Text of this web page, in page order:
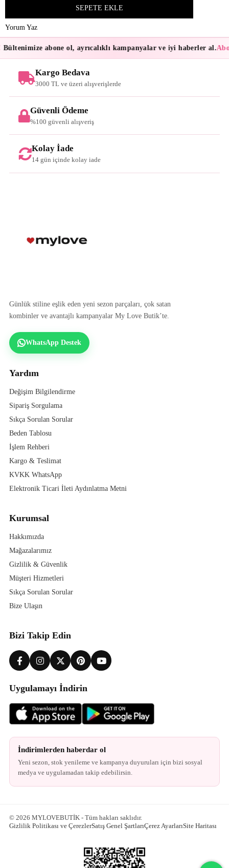
Yorum Yaz
abone ol, ayrıcalıklı kampanyalar ve iyi haberler al.
Kargo Bedava
3000 TL ve üzeri alışverişlerde
Güvenli Ödeme
%100 güvenli alışveriş
Kolay İade
14 gün içinde kolay iade
Günlük stiline eşlik eden yeni sezon parçaları, çok satan
kombinler ve avantajlı kampanyalar My Love Butik’te.
WhatsApp Destek
Yardım
Değişim Bilgilendirme
Sipariş Sorgulama
Sıkça Sorulan Sorular
Beden Tablosu
İşlem Rehberi
Kargo & Teslimat
KVKK WhatsApp
Elektronik Ticari İleti Aydınlatma Metni
Kurumsal
Hakkımızda
Mağazalarımız
Gizlilik & Güvenlik
Müşteri Hizmetleri
Sıkça Sorulan Sorular
Bize Ulaşın
Bizi Takip Edin
Uygulamayı İndirin
İndirimlerden haberdar ol
Yeni sezon, stok yenileme ve kampanya duyuruları için bizi sosyal
medya ve uygulamadan takip edebilirsin.
© 2026 MYLOVEBUTİK - Tüm hakları saklıdır.
Gizlilik Politikası ve ÇerezlerSatış Genel ŞartlarıÇerez AyarlarıSite Haritası